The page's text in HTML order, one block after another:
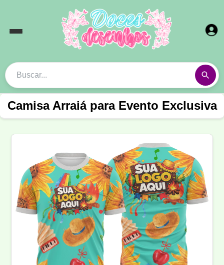
Camisa Arraiá para Evento Exclusiva